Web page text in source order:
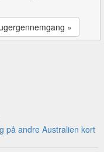
»
på andre Australien kort